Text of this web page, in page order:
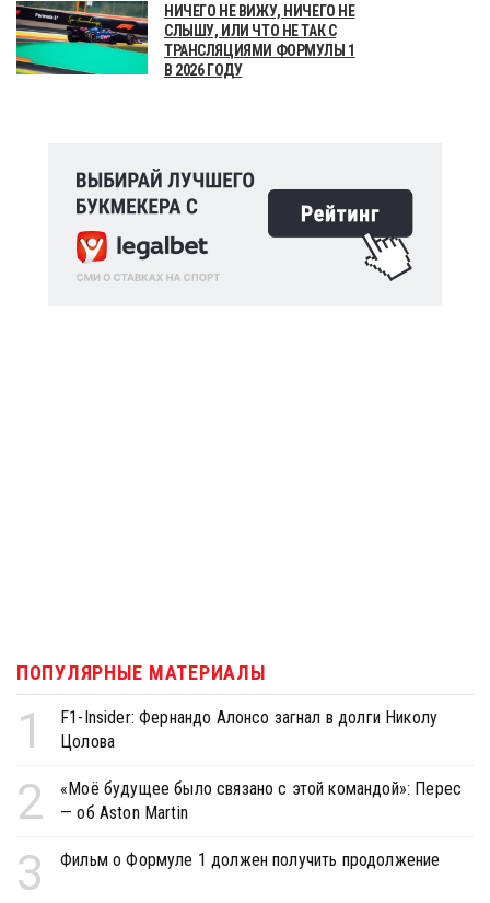
НИЧЕГО НЕ ВИЖУ, НИЧЕГО НЕ
СЛЫШУ, ИЛИ ЧТО НЕ ТАК С
ТРАНСЛЯЦИЯМИ ФОРМУЛЫ 1
В 2026 ГОДУ
ПОПУЛЯРНЫЕ МАТЕРИАЛЫ
1
F1-Insider: Фернандо Алонсо загнал в долги Николу
Цолова
2
«Моё будущее было связано с этой командой»: Перес
— об Aston Martin
3 Фильм о Формуле 1 должен получить продолжение